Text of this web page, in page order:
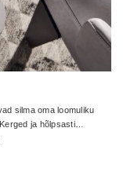
silma oma loomuliku
ja hõlpsasti